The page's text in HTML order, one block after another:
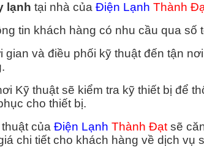
lạnh tại nhà của Điện Lạnh Thành
tin khách hàng có nhu cầu qua số
gian và điều phối kỹ thuật đến tận
Kỹ thuật sẽ kiểm tra kỹ thiết bị để
cho thiết bị.
của Điện Lạnh Thành Đạtsẽ
chi tiết cho khách hàng về dịch vụ